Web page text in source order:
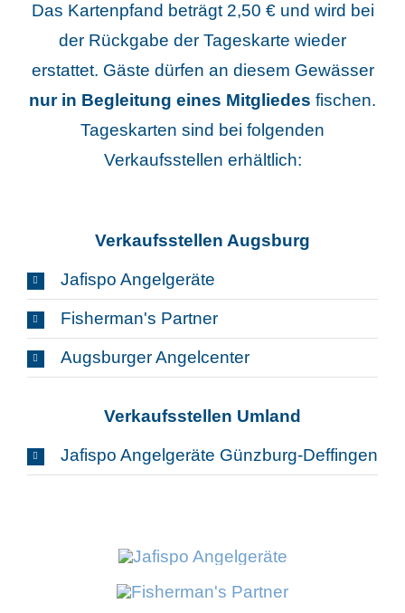
Das Kartenpfand beträgt 2,50 € und wird bei
der Rückgabe der Tageskarte wieder
erstattet. Gäste dürfen an diesem Gewässer
nur in Begleitung eines Mitgliedes fischen.
Tageskarten sind bei folgenden
Verkaufsstellen erhältlich:
Verkaufsstellen Augsburg
Jafispo Angelgeräte
Fisherman's Partner
Augsburger Angelcenter
Verkaufsstellen Umland
Jafispo Angelgeräte Günzburg-Deffingen